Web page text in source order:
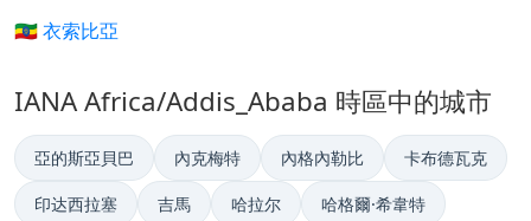
🇪🇹 衣索比亞
IANA Africa/Addis_Ababa 時區中的城市
亞的斯亞貝巴 內克梅特 內格內勒比 卡布德瓦克
印达西拉塞 吉馬 哈拉尔 哈格爾·希韋特